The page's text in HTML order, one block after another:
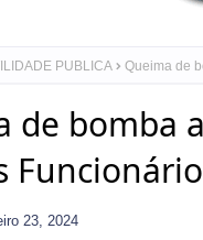
PUBLICA Queima de
de bomba
23, 2024